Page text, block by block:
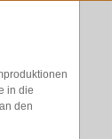
in die
den